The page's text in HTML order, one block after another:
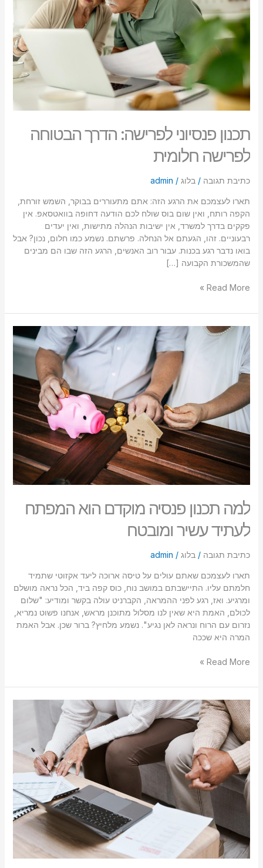
font_download סמן קישורים
לאפס
את
האפשרויות
cached
תכנון פנסיוני לפרישה: הדרך הבטוחה
לפרישה חלומית
כתיבת תגובה / בלוג/
admin
תארו לעצמכם את הרגע הזה: אתם מתעוררים בבוקר, השמש זורחת,
הקפה רותח, ואין שום בוס שולח לכם הודעה דחופה בוואטסאפ. אין
פקקים בדרך למשרד, אין ישיבות הנהלה מתישות, ואין יעדים
רבעוניים. זהו, הגעתם אל הנחלה. פרשתם. נשמע כמו חלום, נכון? אבל
בואו נדבר רגע בכנות. עבור רוב האנשים, הרגע הזה שבו הם מבינים
שהמשכורת הקבועה […]
הבטוחה
לפרישה
חלומית
Read More »
למה תכנון פנסיה מוקדם הוא המפתח
לעתיד עשיר ומובטח
כתיבת תגובה / בלוג/
admin
תארו לעצמכם שאתם עולים על טיסה ארוכה ליעד אקזוטי שתמיד
חלמתם עליו. התיישבתם במושב נוח, כוס קפה ביד, הכל נראה מושלם
ומרגיע. ואז, רגע לפני ההמראה, הקברניט עולה בקשר ומודיע: "שלום
לכולם, האמת היא שאין לנו מסלול מתוכנן מראש, אנחנו פשוט נמריא,
נזרום עם הרוח ונראה לאן נגיע". נשמע מלחיץ? ברור שכן. אבל האמת
המרה היא שככה
למה
תכנון
פנסיה
מוקדם
הוא
המפתח
לעתיד
עשיר
ומובטח
Read More »
הסוד
מאחורי
הודעה
מוקדמת
לפני
פרישה
לפנסיה!